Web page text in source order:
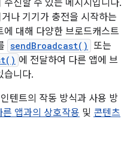
신할 수 있는 메시지입니다.
나 기기가 충전을 시작하는
대해 다양한 브로드캐스트
sendBroadcast() 또는
에 전달하여 다른 앱에 브
습니다.
텐트의 작동 방식과 사용 방
른 앱과의 상호작용 및 콘텐츠